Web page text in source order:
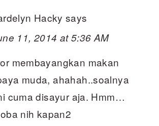
Hacky says
11, 2014 at 5:36 AM
membayangkan makan
muda, ahahah..soalnya
cuma disayur aja. Hmm…
nih kapan2